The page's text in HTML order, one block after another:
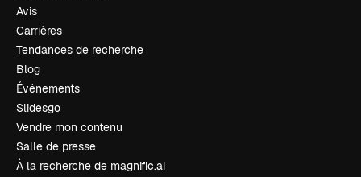
Avis
Carrières
Tendances de recherche
Blog
Événements
Slidesgo
Vendre mon contenu
Salle de presse
À la recherche de magnific.ai